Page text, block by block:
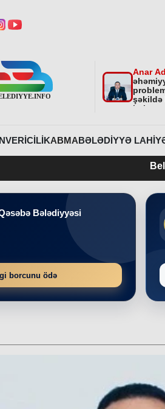
Anar
şəkildə
sonra
ABMABƏLƏDIYYƏ
Belediyye.info
Bələdiyyəsi
borcunu ödə